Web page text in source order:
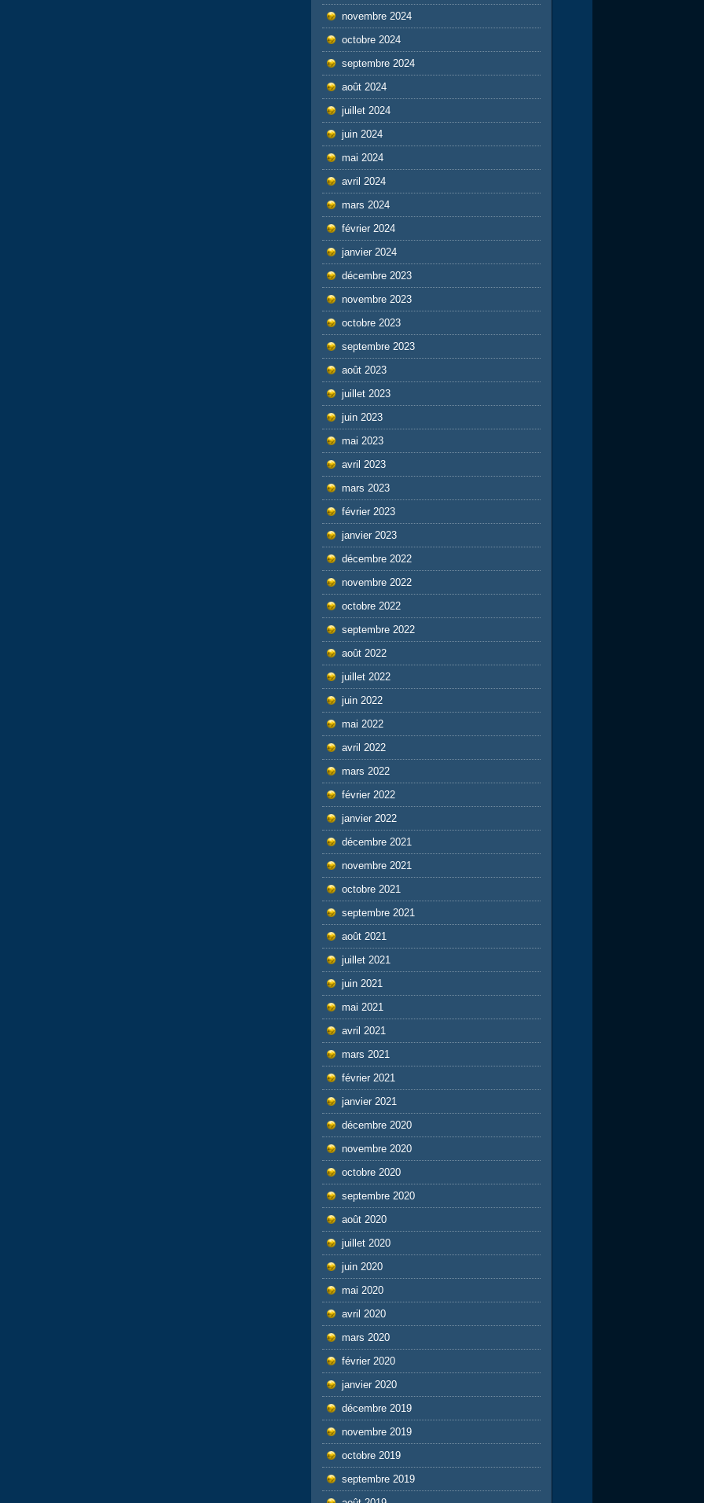
novembre 2024
octobre 2024
septembre 2024
août 2024
juillet 2024
juin 2024
mai 2024
avril 2024
mars 2024
février 2024
janvier 2024
décembre 2023
novembre 2023
octobre 2023
septembre 2023
août 2023
juillet 2023
juin 2023
mai 2023
avril 2023
mars 2023
février 2023
janvier 2023
décembre 2022
novembre 2022
octobre 2022
septembre 2022
août 2022
juillet 2022
juin 2022
mai 2022
avril 2022
mars 2022
février 2022
janvier 2022
décembre 2021
novembre 2021
octobre 2021
septembre 2021
août 2021
juillet 2021
juin 2021
mai 2021
avril 2021
mars 2021
février 2021
janvier 2021
décembre 2020
novembre 2020
octobre 2020
septembre 2020
août 2020
juillet 2020
juin 2020
mai 2020
avril 2020
mars 2020
février 2020
janvier 2020
décembre 2019
novembre 2019
octobre 2019
septembre 2019